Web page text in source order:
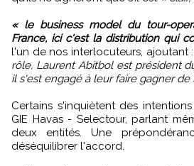
« le business model du tour-
France, ici c'est la distribution qui
l'un de nos interlocuteurs, ajoutant :
rôle, Laurent Abitbol est président
il s'est engagé à leur faire gagner
Certains s'inquiètent des
GIE Havas - Selectour, parlant
deux entités. Une
déséquilibrer l'accord.